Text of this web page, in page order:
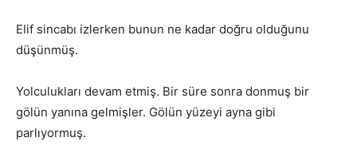
Elif sincabı izlerken bunun ne kadar doğru olduğunu
düşünmüş.
Yolculukları devam etmiş. Bir süre sonra donmuş bir
gölün yanına gelmişler. Gölün yüzeyi ayna gibi
parlıyormuş.